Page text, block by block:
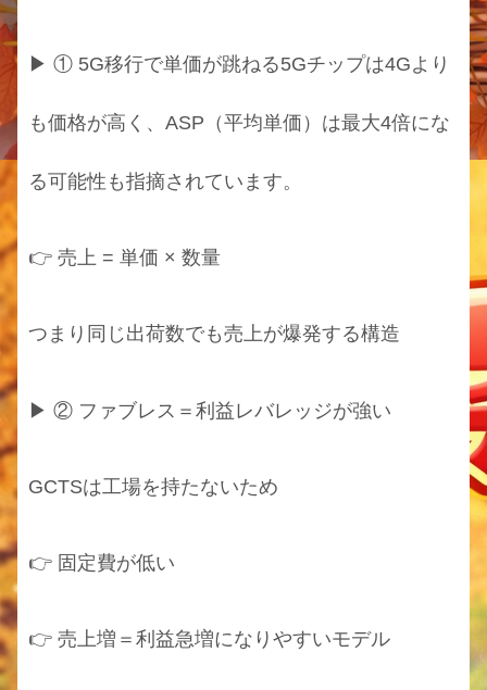
▶ ① 5G移行で単価が跳ねる5Gチップは4Gより
も価格が高く、ASP（平均単価）は最大4倍にな
る可能性も指摘されています。
👉 売上 = 単価 × 数量
つまり同じ出荷数でも売上が爆発する構造
▶ ② ファブレス＝利益レバレッジが強い
GCTSは工場を持たないため
👉 固定費が低い
👉 売上増＝利益急増になりやすいモデル